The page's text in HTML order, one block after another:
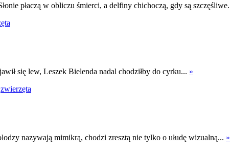
płaczą w obliczu śmierci, a delfiny chichoczą, gdy są szczęśliwe.
się lew, Leszek Bielenda nadal chodziłby do cyrku... »
zwierzęta
nazywają mimikrą, chodzi zresztą nie tylko o ułudę wizualną... »